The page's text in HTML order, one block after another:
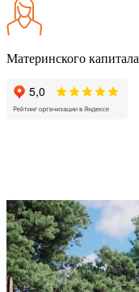
Материнского капитала